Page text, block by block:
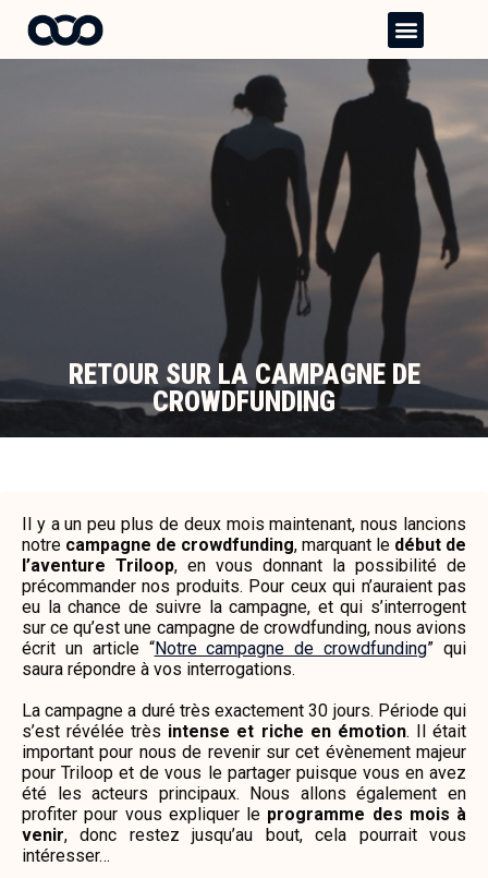
contenu
Menu
RETOUR SUR LA CAMPAGNE DE
CROWDFUNDING
Il y a un peu plus de deux mois maintenant, nous lancions
notre campagne de crowdfunding, marquant le début de
l’aventure Triloop, en vous donnant la possibilité de
précommander nos produits. Pour ceux qui n’auraient pas
eu la chance de suivre la campagne, et qui s’interrogent
sur ce qu’est une campagne de crowdfunding, nous avions
écrit un article “Notre campagne de crowdfunding” qui
saura répondre à vos interrogations.
La campagne a duré très exactement 30 jours. Période qui
s’est révélée très intense et riche en émotion. Il était
important pour nous de revenir sur cet évènement majeur
pour Triloop et de vous le partager puisque vous en avez
été les acteurs principaux. Nous allons également en
profiter pour vous expliquer le programme des mois à
venir, donc restez jusqu’au bout, cela pourrait vous
intéresser…